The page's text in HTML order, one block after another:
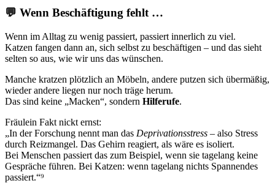
💬 Wenn Beschäftigung fehlt …
Wenn im Alltag zu wenig passiert, passiert innerlich zu viel.
Katzen fangen dann an, sich selbst zu beschäftigen – und das sieht
selten so aus, wie wir uns das wünschen.
Manche kratzen plötzlich an Möbeln, andere putzen sich übermäßig,
wieder andere liegen nur noch träge herum.
Das sind keine „Macken“, sondern Hilferufe.
Fräulein Fakt nickt ernst:
„In der Forschung nennt man das Deprivationsstress – also Stress
durch Reizmangel. Das Gehirn reagiert, als wäre es isoliert.
Bei Menschen passiert das zum Beispiel, wenn sie tagelang keine
Gespräche führen. Bei Katzen: wenn tagelang nichts Spannendes
passiert.“⁹